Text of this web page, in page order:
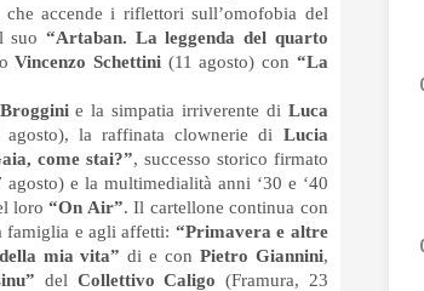
accende i riflettori sull’omofobia del
suo “Artaban. La leggenda del quarto
Vincenzo Schettini (11 agosto) con “La
e la simpatia irriverente di Luca
agosto), la raffinata clownerie di Lucia
come stai?”, successo storico firmato
e la multimedialità anni ‘30 e ‘40
loro“On Air”. Il cartellone continua con
famiglia e agli affetti: “Primavera e altre
mia vita” di e con Pietro Giannini,
del Collettivo Caligo (Framura, 23